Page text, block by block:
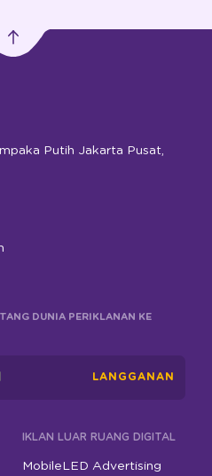
Putih Jakarta Pusat,
DUNIA PERIKLANAN KE
LANGGANAN
IKLAN LUAR RUANG DIGITAL
MobileLED Advertising